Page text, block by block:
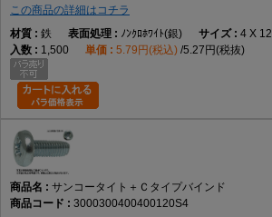
この商品の詳細はコチラ
鉄
ﾉﾝｸﾛﾎﾜｲﾄ(銀) 4 X 12
1,500
5.79円(税込) 5.27円(税抜)
サンコータイト＋Ｃタイプバインド
3000300400400120S4